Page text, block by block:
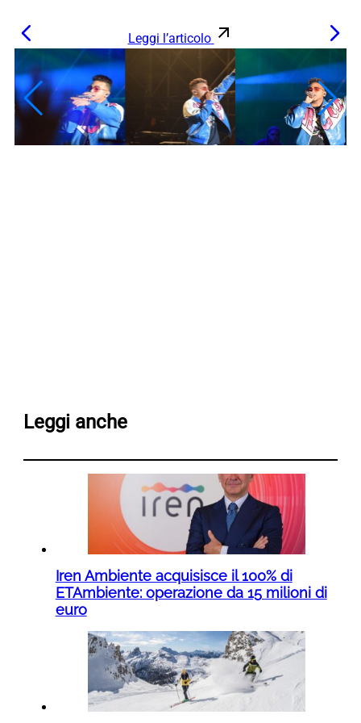
Leggi l’articolo
Leggi anche
Iren Ambiente acquisisce il 100% di
ETAmbiente: operazione da 15 milioni di
euro